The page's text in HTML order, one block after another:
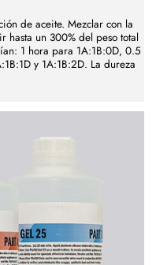
de aceite. Mezclar con la
hasta un 300% del peso total
1 hora para 1A:1B:0D, 0.5
y 1A:1B:2D. La dureza